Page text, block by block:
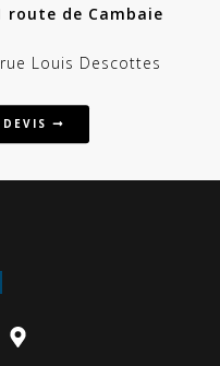
route de Cambaie
rue Louis Descottes